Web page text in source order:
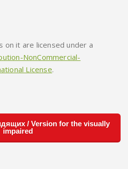
on it are licensed under a
NonCommercial-
License.
/ Version for the visually
impaired